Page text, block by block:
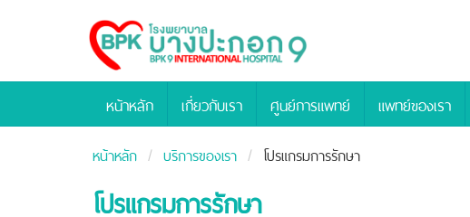
Bangpakok
Hospital
หน้าหลัก เกี่ยวกับเรา ศูนย์การแพทย์ แพทย์ของเรา
หน้าหลัก บริการของเรา โปรแกรมการรักษา
โปรแกรมการรักษา